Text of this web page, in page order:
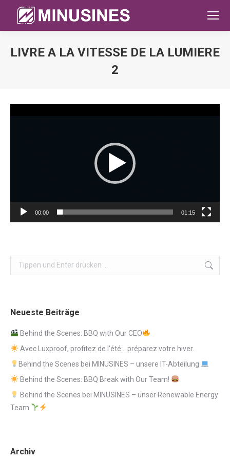
LIVRE A LA VITESSE DE LA LUMIERE
2
00:00 01:15
Search:
Neueste Beiträge
Behind the Scenes: BBQ with Our CEO
Avec Luxproof, profitez de l’été… préparez votre hiver.
Behind the Scenes bei MINUSINES – unsere IT-Abteilung
Behind the Scenes: BBQ Break with Our Team!
Behind the Scenes bei MINUSINES – unser Renewable Energy
Team
Archiv